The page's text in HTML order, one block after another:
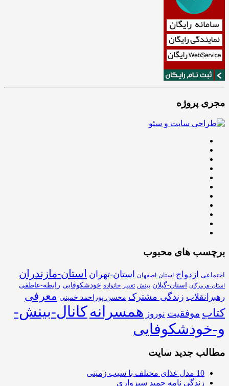
مجری پروژه
برچسب های محبوب
اجتماعی ازدواج استان-اصفهان استان-تهران استان-مازندران
استان-هرمزگان استان-گیلان بینش تغییر خانواده خودشکوفایی رابطه-عاطفی
رهبرانقلاب زندگی مشترک محسن پوراحمد خمینی معرفی
کتاب موفقیت نوروز همسرانهکانال-بینش-
و-خودشکوفایی
مطالب جدید سایت
10 مدل غذای مختلف با سیب زمینی
زندگی نامه حمید سبزواری